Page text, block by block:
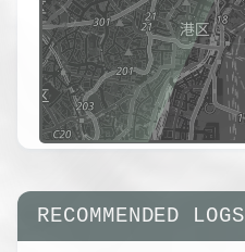
AREA
RADAR
RECOMMENDED LOGS